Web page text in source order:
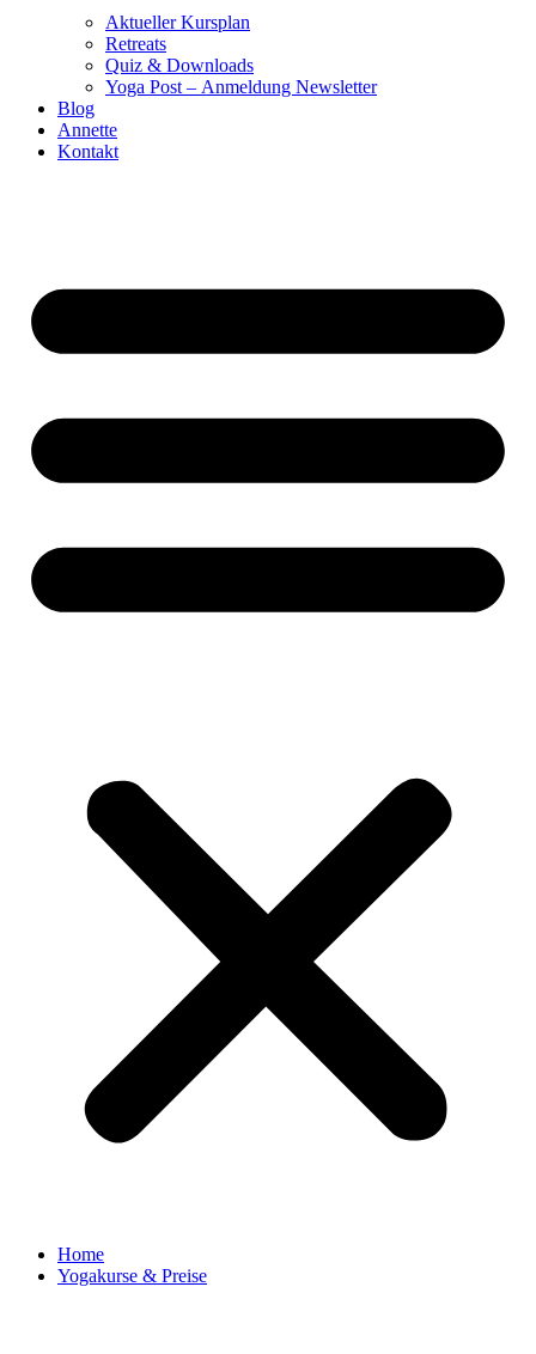
Aktueller Kursplan
Retreats
Quiz & Downloads
Yoga Post – Anmeldung Newsletter
Blog
Annette
Kontakt
Home
Yogakurse & Preise